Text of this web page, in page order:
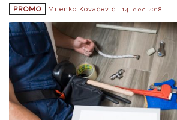
PROMO Milenko Kovačević 14. dec 2018.